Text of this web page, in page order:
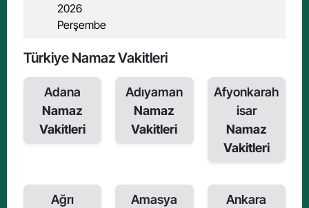
2026
Perşembe
Türkiye Namaz Vakitleri
Adana
Namaz
Vakitleri
Adıyaman
Namaz
Vakitleri
Afyonkarah
isar
Namaz
Vakitleri
Ağrı Amasya Ankara